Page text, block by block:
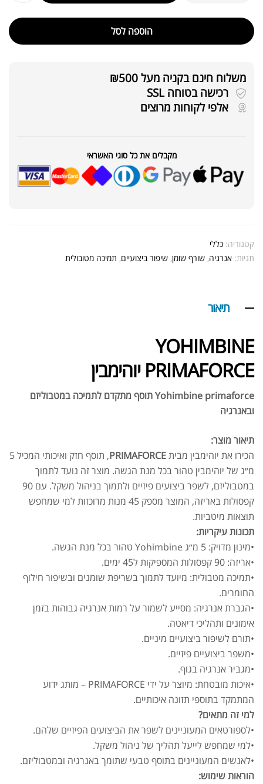
הוספה לסל
משלוח חינם בקניה מעל ₪500
רכישה בטוחה SSL
אלפי לקוחות מרוצים
מקבלים את כל סוגי האשראי
קטגוריה: כללי
תגיות: אנרגיה, שורף שומן, שיפור ביצועיים, תמיכה מטובולית
תיאור
YOHIMBINE
PRIMAFORCE יוהימבין
Yohimbine primaforce תוסף מתקדם לתמיכה במטבוליזם
ובאנרגיה
תיאור מוצר:
הכירו את יוהימבין מביתPRIMAFORCE
, תוסף חזק ואיכותי המכיל 5
מ״ג של יוהימבין טהור בכל מנת הגשה. מוצר זה נועד לתמוך
במטבוליזם, לשפר ביצועים פיזיים ולתמוך בניהול משקל. עם 90
קפסולות באריזה, המוצר מספק 45 מנות מרוכזות למי שמחפש
תוצאות מיטביות.
תכונות עיקריות:
•מינון מדויק: 5 מ״ג Yohimbine טהור בכל מנת הגשה.
•אריזה: 90 קפסולות המספיקות ל45 ימים.
•תמיכה מטבולית: מיועד לתמוך בשריפת שומנים ובשיפור חילוף
החומרים.
•הגברת אנרגיה: מסייע לשמור על רמות אנרגיה גבוהות בזמן
אימונים ותהליכי דיאטה.
•תורם לשיפור ביצועיים מיניים.
•משפר ביצועיים פיזיים.
•מגביר אנרגיה בגוף.
•איכות מובטחת: מיוצר על ידי PRIMAFORCE – מותג ידוע
המתמקד בתוספי תזונה איכותיים.
למי זה מתאים?
•לספורטאים המעוניינים לשפר את הביצועים הפיזיים שלהם.
•למי שמחפש לייעל תהליך של ניהול משקל.
•לאנשים המעוניינים בתוסף טבעי שתומך באנרגיה ובמטבוליזם.
הוראות שימוש: